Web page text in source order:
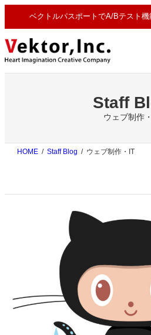
を
ス
キ
ッ
ベクトルパスポートでA/Bテスト機
Staff
ウェブ制作
HOME Staff Blog ウェブ制作・IT